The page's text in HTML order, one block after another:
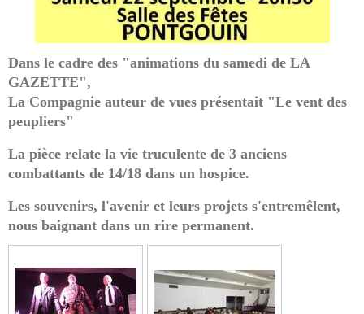
Dans le cadre des "animations du samedi de LA
GAZETTE",
La Compagnie auteur de vues présentait "Le vent des
peupliers"
La pièce relate la vie truculente de 3 anciens
combattants de 14/18 dans un hospice.
Les souvenirs, l'avenir et leurs projets s'entremêlent,
nous baignant dans un rire permanent.